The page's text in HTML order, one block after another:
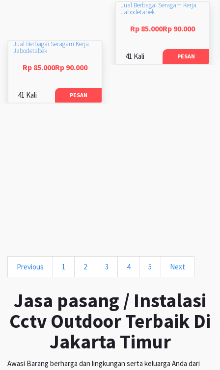
Jual Berbagai Seragam Kerja
Jabodetabek
Rp 85.000Rp 90.000
41 Kali PESAN
Jual Berbagai Seragam Kerja
Jabodetabek
Rp 85.000Rp 90.000
41 Kali PESAN
Previous 1 2 3 4 5 Next
Jasa pasang / Instalasi
Cctv Outdoor Terbaik Di
Jakarta Timur
Awasi Barang berharga dan lingkungan serta keluarga Anda dari